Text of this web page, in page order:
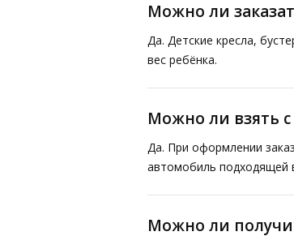
Можно ли
Да. Детские кресла,
вес ребёнка.
Можно ли взять
Да. При оформлении
автомобиль подходящей
Можно ли